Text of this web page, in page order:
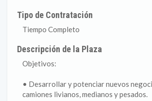
Tipo de Contratación
Tiempo Completo
Descripción de la Plaza
Objetivos:
• Desarrollar y potenciar nuevos
camiones livianos, medianos y pesados.